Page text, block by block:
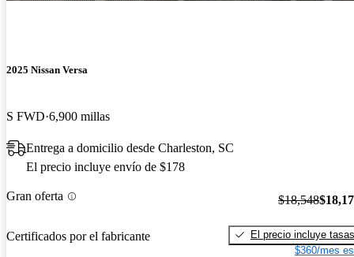
2025 Nissan Versa
S FWD 6,900 millas
Entrega a domicilio desde Charleston, SC
El precio incluye envío de $178
Gran oferta
Certificados por el fabricante
$18,548
El precio incluye tasas
$360/mes